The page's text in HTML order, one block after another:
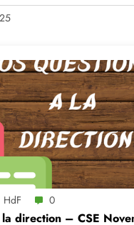
HdF 0
direction – CSE